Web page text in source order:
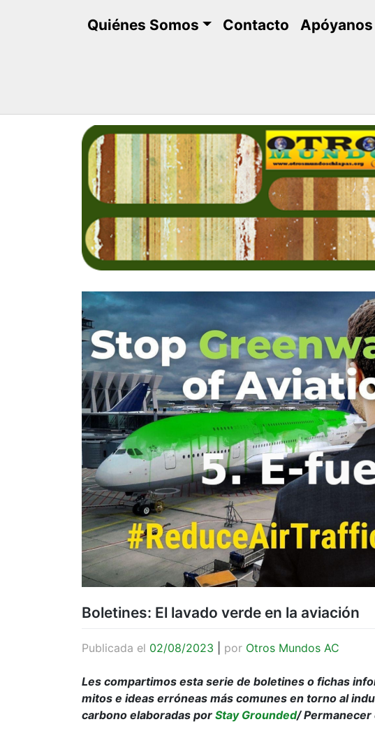
Quiénes Somos Contacto Apóyanos
Boletines: El lavado verde en la aviación
Publicada el 02/08/2023 por Otros Mundos AC
Les compartimos esta serie de boletines o fichas
mitos e ideas erróneas más comunes en torno al
carbono elaboradas por Stay Grounded/ Permanecer